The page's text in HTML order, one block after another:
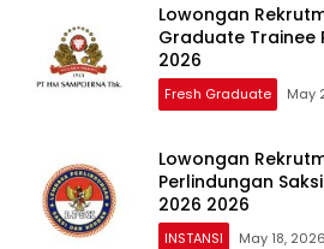
Lowongan
Graduate Trainee
2026
Fresh Graduate May
Lowongan
Perlindungan
2026 2026
INSTANSI May 18, 2026